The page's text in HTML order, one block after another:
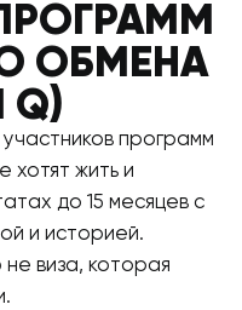
ОБМЕНА
Q)
программ
хотят жить и
до 15 месяцев с
и историей.
виза, которая